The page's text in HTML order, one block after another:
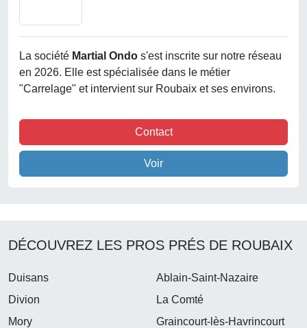
La société Martial Ondo s'est inscrite sur notre réseau
en 2026. Elle est spécialisée dans le métier
"Carrelage" et intervient sur Roubaix et ses environs.
Contact
Voir
DÉCOUVREZ LES PROS PRÉS DE ROUBAIX
Duisans
Ablain-Saint-Nazaire
Divion
La Comté
Mory
Graincourt-lès-Havrincourt